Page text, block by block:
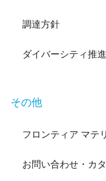
調達方針
ダイバーシティ推
その他
フロンティア マテ
お問い合わせ・カ